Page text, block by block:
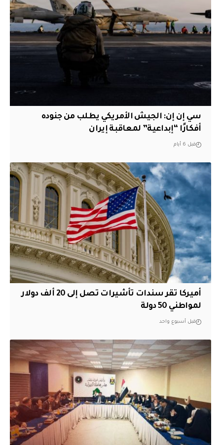
سي إن إن: الجيش الأمريكي يطلب من جنوده
أفكارًا “إبداعية” لمعاقبة إيران
قبل 6 أيام
أميركا تقر سندات تأشيرات تصل إلى 20 ألف دولار
لمواطني 50 دولة
قبل أسبوع واحد